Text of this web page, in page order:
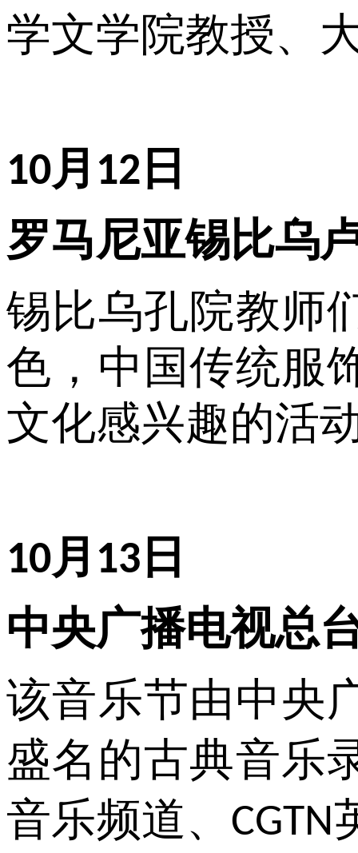
学文学院教授、
10月 12 日
罗马尼亚锡比乌
锡比乌孔院教师
色，中国传统服
文化感兴趣的活
10月 13 日
中央广播电视总
该音乐节由中央
盛名的古典音乐
音乐频道、 CGTN